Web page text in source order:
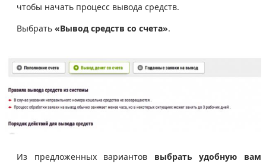
чтобы начать процесс вывода средств.
Выбрать «Вывод средств со счета».
Из предложенных вариантов выбрать удобную вам